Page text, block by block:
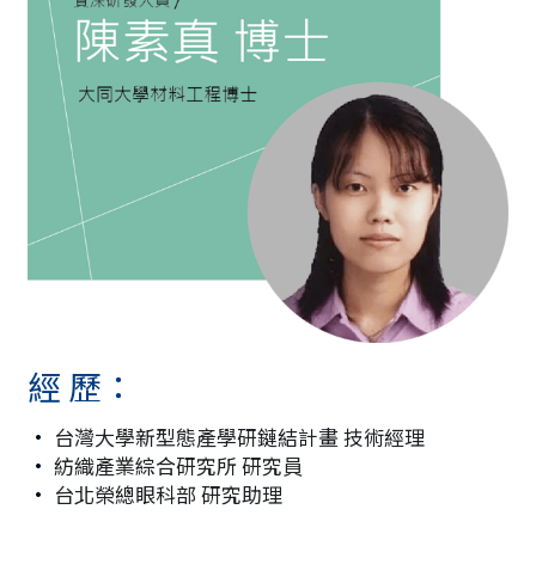
經 歷：
• 台灣大學新型態產學研鏈結計畫 技術經理
• 紡織產業綜合研究所 研究員
• 台北榮總眼科部 研究助理